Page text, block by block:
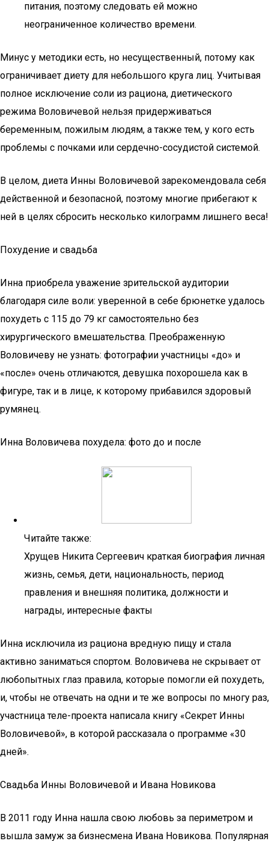
питания, поэтому следовать ей можно
неограниченное количество времени.
Минус у методики есть, но несущественный, потому как
ограничивает диету для небольшого круга лиц. Учитывая
полное исключение соли из рациона, диетического
режима Воловичевой нельзя придерживаться
беременным, пожилым людям, а также тем, у кого есть
проблемы с почками или сердечно-сосудистой системой.
В целом, диета Инны Воловичевой зарекомендовала себя
действенной и безопасной, поэтому многие прибегают к
ней в целях сбросить несколько килограмм лишнего веса!
Похудение и свадьба
Инна приобрела уважение зрительской аудитории
благодаря силе воли: уверенной в себе брюнетке удалось
похудеть с 115 до 79 кг самостоятельно без
хирургического вмешательства. Преображенную
Воловичеву не узнать: фотографии участницы «до» и
«после» очень отличаются, девушка похорошела как в
фигуре, так и в лице, к которому прибавился здоровый
румянец.
Инна Воловичева похудела: фото до и после
Читайте также:
Хрущев Никита Сергеевич краткая биография личная
жизнь, семья, дети, национальность, период
правления и внешняя политика, должности и
награды, интересные факты
Инна исключила из рациона вредную пищу и стала
активно заниматься спортом. Воловичева не скрывает от
любопытных глаз правила, которые помогли ей похудеть,
и, чтобы не отвечать на одни и те же вопросы по многу раз,
участница теле-проекта написала книгу «Секрет Инны
Воловичевой», в которой рассказала о программе «30
дней».
Свадьба Инны Воловичевой и Ивана Новикова
В 2011 году Инна нашла свою любовь за периметром и
вышла замуж за бизнесмена Ивана Новикова. Популярная